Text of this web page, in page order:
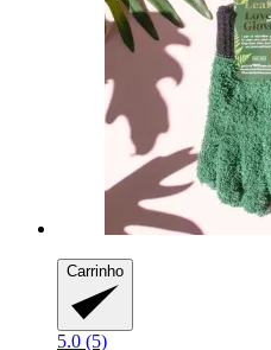
Carrinho
5.0 (5)